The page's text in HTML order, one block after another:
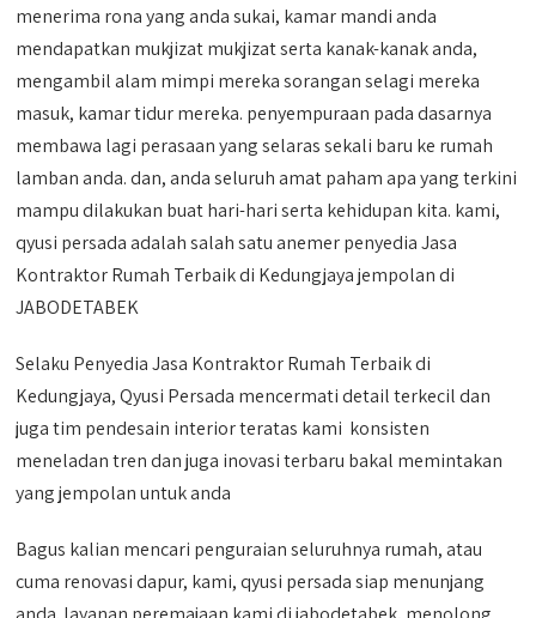
menerima rona yang anda sukai, kamar mandi anda
mendapatkan mukjizat mukjizat serta kanak-kanak anda,
mengambil alam mimpi mereka sorangan selagi mereka
masuk, kamar tidur mereka. penyempuraan pada dasarnya
membawa lagi perasaan yang selaras sekali baru ke rumah
lamban anda. dan, anda seluruh amat paham apa yang terkini
mampu dilakukan buat hari-hari serta kehidupan kita. kami,
qyusi persada adalah salah satu anemer penyedia Jasa
Kontraktor Rumah Terbaik di Kedungjaya jempolan di
JABODETABEK
Selaku Penyedia Jasa Kontraktor Rumah Terbaik di
Kedungjaya, Qyusi Persada mencermati detail terkecil dan
juga tim pendesain interior teratas kami konsisten
meneladan tren dan juga inovasi terbaru bakal memintakan
yang jempolan untuk anda
Bagus kalian mencari penguraian seluruhnya rumah, atau
cuma renovasi dapur, kami, qyusi persada siap menunjang